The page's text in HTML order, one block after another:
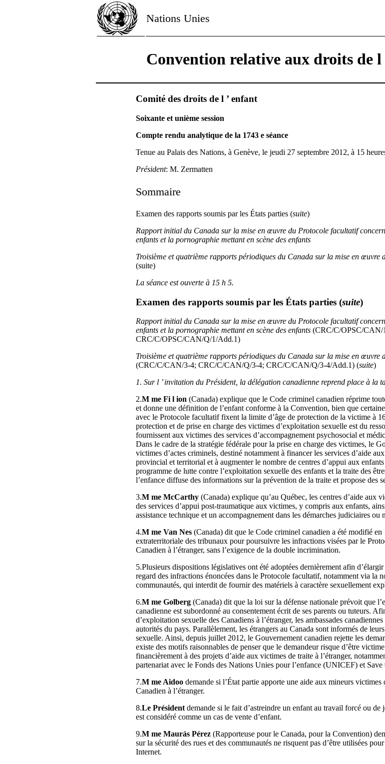
Nations Unies
Convention relative aux droits de l
Comité des droits de l ’ enfant
Soixante et unième session
Compte rendu analytique de la 1743 e séance
Tenue au Palais des Nations, à Genève, le jeudi 27 septembre 2012, à 15
Président: M. Zermatten
Sommaire
Examen des rapports soumis par les États parties (suite)
Rapport initial du Canada sur la mise en œuvre du Protocole facultatif
enfants et la pornographie mettant en scène des enfants
Troisième et quatrième rapports périodiques du Canada sur la mise en œuvre
(suite)
La séance est ouverte à 15 h 5.
Examen des rapports soumis par les États parties (suite)
Rapport initial du Canada sur la mise en œuvre du Protocole facultatif
enfants et la pornographie mettant en scène des enfants (CRC/C/OPSC/
CRC/C/OPSC/CAN/Q/1/Add.1)
Troisième et quatrième rapports périodiques du Canada sur la mise en œuvre
(CRC/C/CAN/3-4; CRC/C/CAN/Q/3-4; CRC/C/CAN/Q/3-4/Add.1) (suite)
1. Sur l ’ invitation du Président, la délégation canadienne reprend place à la
2.M me Fi l ion (Canada) explique que le Code criminel canadien réprime
et donne une définition de l’enfant conforme à la Convention, bien que
avec le Protocole facultatif fixent la limite d’âge de protection de la victime à
protection et de prise en charge des victimes d’exploitation sexuelle est du
fournissent aux victimes des services d’accompagnement psychosocial et
Dans le cadre de la stratégie fédérale pour la prise en charge des victimes, le
victimes d’actes criminels, destiné notamment à financer les services d’aide
provincial et territorial et à augmenter le nombre de centres d’appui aux
programme de lutte contre l’exploitation sexuelle des enfants et la traite des
l’enfance diffuse des informations sur la prévention de la traite et propose des
3.M me McCarthy (Canada) explique qu’au Québec, les centres d’aide aux
des services d’appui post-traumatique aux victimes, y compris aux enfants,
assistance technique et un accompagnement dans les démarches judiciaires ou
4.M me Van Nes (Canada) dit que le Code criminel canadien a été modifié en
extraterritoriale des tribunaux pour poursuivre les infractions visées par le
Canadien à l’étranger, sans l’exigence de la double incrimination.
5.Plusieurs dispositions législatives ont été adoptées dernièrement afin
regard des infractions énoncées dans le Protocole facultatif, notamment via la
communautés, qui interdit de fournir des matériels à caractère sexuellement
6.M me Golberg (Canada) dit que la loi sur la défense nationale prévoit que
canadienne est subordonné au consentement écrit de ses parents ou tuteurs.
d’exploitation sexuelle des Canadiens à l’étranger, les ambassades
autorités du pays. Parallèlement, les étrangers au Canada sont informés de
sexuelle. Ainsi, depuis juillet 2012, le Gouvernement canadien rejette les
existe des motifs raisonnables de penser que le demandeur risque d’être
financièrement à des projets d’aide aux victimes de traite à l’étranger,
partenariat avec le Fonds des Nations Unies pour l’enfance (UNICEF) et
7.M me Aidoo demande si l’État partie apporte une aide aux mineurs
Canadien à l’étranger.
8.Le Présidentdemande si le fait d’astreindre un enfant au travail forcé ou de
est considéré comme un cas de vente d’enfant.
9.M me Maurás Pérez (Rapporteuse pour le Canada, pour la Convention)
sur la sécurité des rues et des communautés ne risquent pas d’être utilisées
Internet.